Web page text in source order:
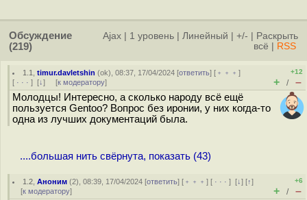
Обсуждение
(219)
Ajax 1 уровень Линейный +/-
Раскрыть
всё
RSS
1.1 ,timur.davletshin (ok), 08:37, 17/04/2024 [ответить] [ ﹢﹢﹢]
[ · · · ] [↓] [к модератору]
+12
+ / –
Молодцы! Интересно, а сколько народу всё ещё
пользуется Gentoo? Вопрос без иронии, у них когда-то
одна из лучших документаций была.
....большая нить свёрнута, показать (43)
1.2 ,Аноним (2), 08:39, 17/04/2024 [ответить] [ ﹢﹢﹢] [ · · ·][↓] [↑]
[к модератору]
+6
+ / –